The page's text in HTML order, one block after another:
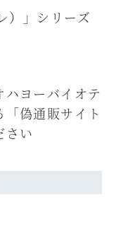
）」シリーズ
ハヨーバイオテ
偽通販サイト
さい